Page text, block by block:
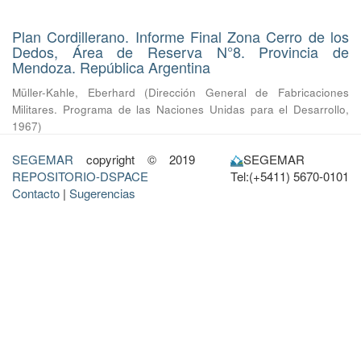
Plan Cordillerano. Informe Final Zona Cerro de los
Dedos, Área de Reserva N°8. Provincia de
Mendoza. República Argentina
Müller-Kahle, Eberhard (Dirección General de Fabricaciones
Militares. Programa de las Naciones Unidas para el Desarrollo,
1967)
SEGEMAR copyright © 2019
REPOSITORIO-DSPACE
Contacto | Sugerencias
SEGEMAR
Tel:(+5411) 5670-0101